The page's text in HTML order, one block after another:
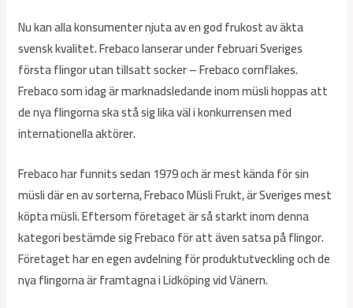
Nu kan alla konsumenter njuta av en god frukost av äkta
svensk kvalitet. Frebaco lanserar under februari Sveriges
första flingor utan tillsatt socker – Frebaco cornflakes.
Frebaco som idag är marknadsledande inom müsli hoppas att
de nya flingorna ska stå sig lika väl i konkurrensen med
internationella aktörer.
Frebaco har funnits sedan 1979 och är mest kända för sin
müsli där en av sorterna, Frebaco Müsli Frukt, är Sveriges mest
köpta müsli. Eftersom företaget är så starkt inom denna
kategori bestämde sig Frebaco för att även satsa på flingor.
Företaget har en egen avdelning för produktutveckling och de
nya flingorna är framtagna i Lidköping vid Vänern.